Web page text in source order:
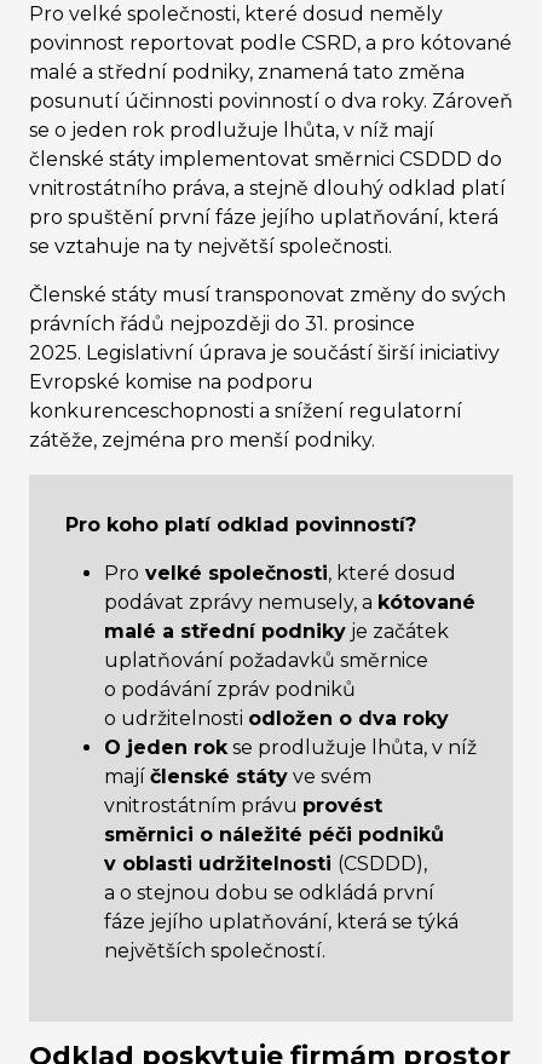
Pro velké společnosti, které dosud neměly
povinnost reportovat podle CSRD, a pro kótované
malé a střední podniky, znamená tato změna
posunutí účinnosti povinností o dva roky. Zároveň
se o jeden rok prodlužuje lhůta, v níž mají
členské státy implementovat směrnici CSDDD do
vnitrostátního práva, a stejně dlouhý odklad platí
pro spuštění první fáze jejího uplatňování, která
se vztahuje na ty největší společnosti.
Členské státy musí transponovat změny do svých
právních řádů nejpozději do 31. prosince
2025. Legislativní úprava je součástí širší iniciativy
Evropské komise na podporu
konkurenceschopnosti a snížení regulatorní
zátěže, zejména pro menší podniky.
Pro koho platí odklad povinností?
Pro velké společnosti, které dosud
podávat zprávy nemusely, a kótované
malé a střední podniky je začátek
uplatňování požadavků směrnice
o podávání zpráv podniků
o udržitelnosti odložen o dva roky
O jeden rokse prodlužuje lhůta, v níž
mají členské státy ve svém
vnitrostátním právu provést
směrnici o náležité péči podniků
v oblasti udržitelnosti (CSDDD),
a o stejnou dobu se odkládá první
fáze jejího uplatňování, která se týká
největších společností.
Odklad poskytuje firmám prostor